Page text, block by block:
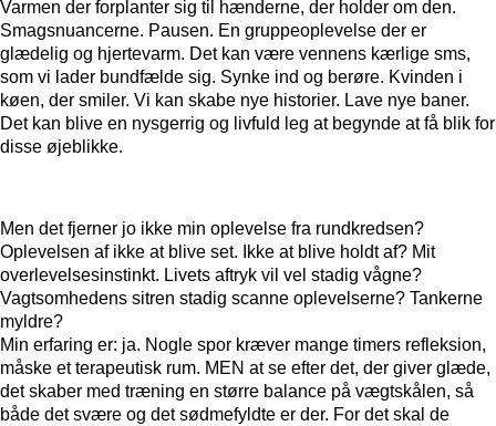
Varmen der forplanter sig til hænderne, der holder om den.
Smagsnuancerne. Pausen. En gruppeoplevelse der er
glædelig og hjertevarm. Det kan være vennens kærlige sms,
som vi lader bundfælde sig. Synke ind og berøre. Kvinden i
køen, der smiler. Vi kan skabe nye historier. Lave nye baner.
Det kan blive en nysgerrig og livfuld leg at begynde at få blik for
disse øjeblikke.
Men det fjerner jo ikke min oplevelse fra rundkredsen?
Oplevelsen af ikke at blive set. Ikke at blive holdt af? Mit
overlevelsesinstinkt. Livets aftryk vil vel stadig vågne?
Vagtsomhedens sitren stadig scanne oplevelserne? Tankerne
myldre?
Min erfaring er: ja. Nogle spor kræver mange timers refleksion,
måske et terapeutisk rum. MEN at se efter det, der giver glæde,
det skaber med træning en større balance på vægtskålen, så
både det svære og det sødmefyldte er der. For det skal de